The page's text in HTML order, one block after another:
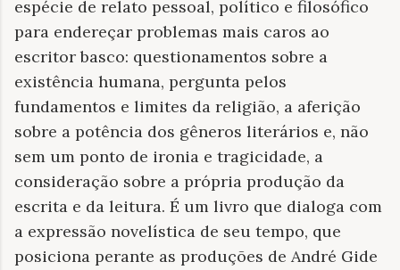
espécie de relato pessoal, político e filosófico
para endereçar problemas mais caros ao
escritor basco: questionamentos sobre a
existência humana, pergunta pelos
fundamentos e limites da religião, a aferição
sobre a potência dos gêneros literários e, não
sem um ponto de ironia e tragicidade, a
consideração sobre a própria produção da
escrita e da leitura. É um livro que dialoga com
a expressão novelística de seu tempo, que
posiciona perante as produções de André Gide